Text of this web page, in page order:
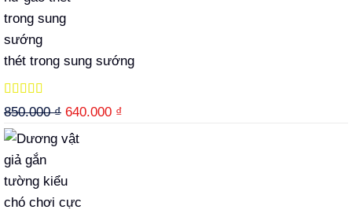
thét trong sung sướng
Được xếp
hạng5.00
sao
850.000₫ Giá
gốc
850.000 ₫.
640.000 ₫